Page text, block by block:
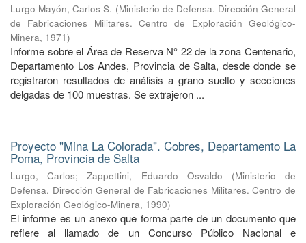
Lurgo Mayón, Carlos S. (Ministerio de Defensa. Dirección General
de Fabricaciones Militares. Centro de Exploración Geológico-
Minera, 1971)
Informe sobre el Área de Reserva N° 22 de la zona Centenario,
Departamento Los Andes, Provincia de Salta, desde donde se
registraron resultados de análisis a grano suelto y secciones
delgadas de 100 muestras. Se extrajeron ...
Proyecto "Mina La Colorada". Cobres, Departamento La
Poma, Provincia de Salta
Lurgo, Carlos;Zappettini, Eduardo Osvaldo (Ministerio de
Defensa. Dirección General de Fabricaciones Militares. Centro de
Exploración Geológico-Minera, 1990)
El informe es un anexo que forma parte de un documento que
refiere al llamado de un Concurso Público Nacional e